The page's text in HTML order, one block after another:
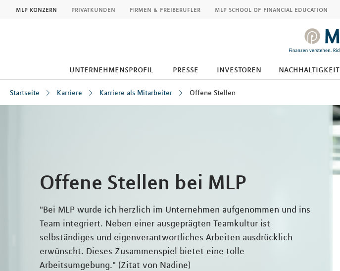
mlp konzern privatkunden firmen & freiberufler mlp school of financial education
unternehmensprofil presse investoren nachhaltigkeit
Startseite Karriere Karriere als Mitarbeiter Offene Stellen
Offene Stellen bei MLP
"Bei MLP wurde ich herzlich im Unternehmen aufgenommen und ins
Team integriert. Neben einer ausgeprägten Teamkultur ist
selbständiges und eigenverantwortliches Arbeiten ausdrücklich
erwünscht. Dieses Zusammenspiel bietet eine tolle
Arbeitsumgebung." (Zitat von Nadine)